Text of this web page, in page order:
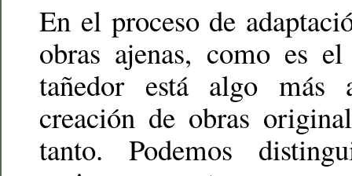
En el proceso de
obras ajenas, como es
tañedor está algo
creación de obras
tanto. Podemos